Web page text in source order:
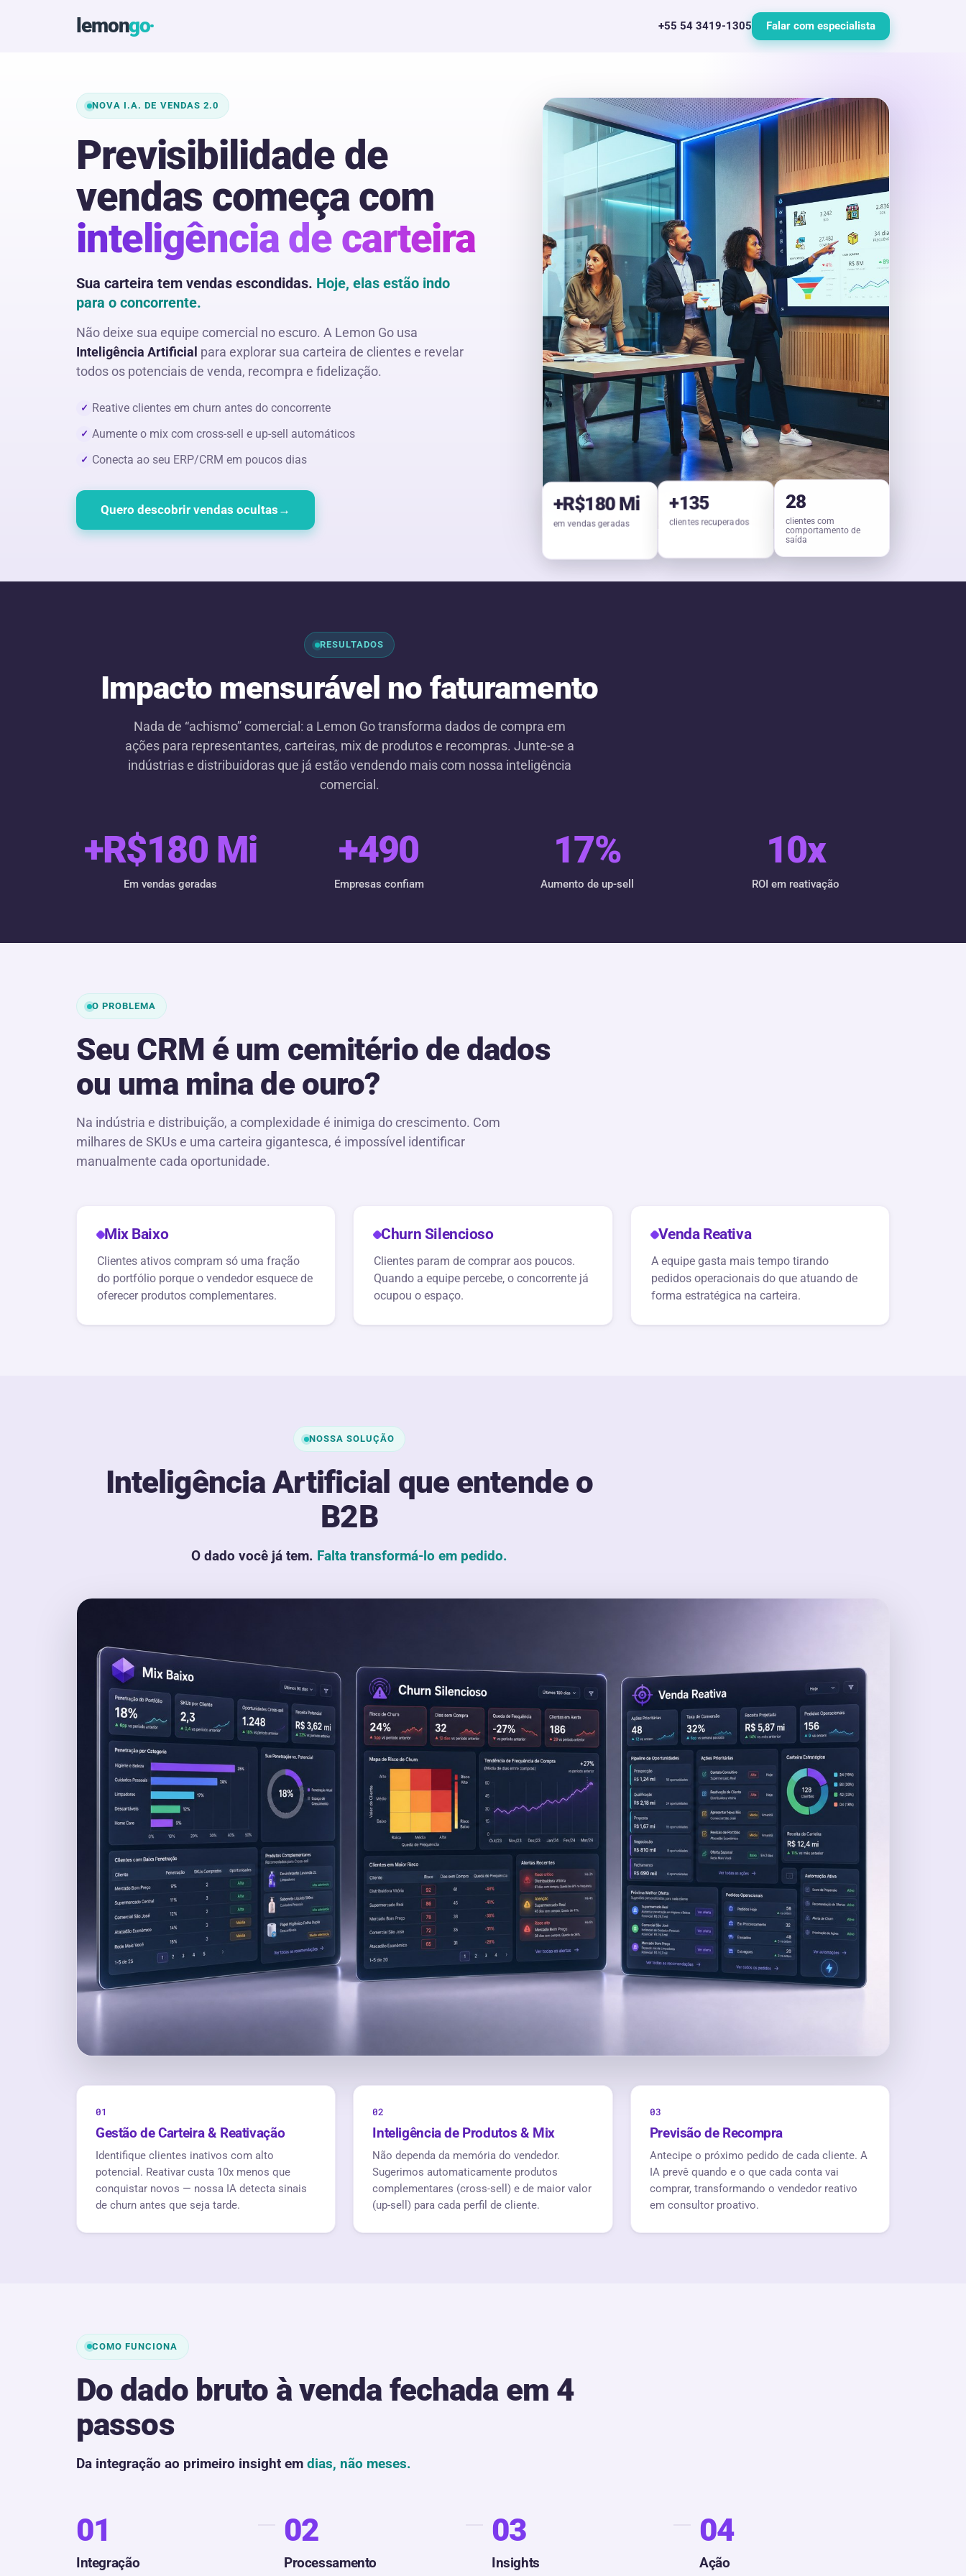
lemongo +55 54 3419-1305 Falar com especialista
NOVA I.A. DE VENDAS 2.0
Previsibilidade de
vendas começa com
inteligência de carteira
Sua carteira tem vendas escondidas. Hoje, elas estão indo
para o concorrente.
Não deixe sua equipe comercial no escuro. A Lemon Go usa
Inteligência Artificial para explorar sua carteira de clientes e revelar
todos os potenciais de venda, recompra e fidelização.
✓ Reative clientes em churn antes do concorrente
✓ Aumente o mix com cross-sell e up-sell automáticos
✓ Conecta ao seu ERP/CRM em poucos dias
Quero descobrir vendas ocultas → +R$180 Mi
em vendas geradas
+135
clientes recuperados
28
clientes com
comportamento de
saída
RESULTADOS
Impacto mensurável no faturamento
Nada de “achismo” comercial: a Lemon Go transforma dados de compra em
ações para representantes, carteiras, mix de produtos e recompras. Junte-se a
indústrias e distribuidoras que já estão vendendo mais com nossa inteligência
comercial.
+R$180 Mi
Em vendas geradas
+490
Empresas confiam
17%
Aumento de up-sell
10x
ROI em reativação
O PROBLEMA
Seu CRM é um cemitério de dados
ou uma mina de ouro?
Na indústria e distribuição, a complexidade é inimiga do crescimento. Com
milhares de SKUs e uma carteira gigantesca, é impossível identificar
manualmente cada oportunidade.
Mix Baixo
Clientes ativos compram só uma fração
do portfólio porque o vendedor esquece de
oferecer produtos complementares.
Churn Silencioso
Clientes param de comprar aos poucos.
Quando a equipe percebe, o concorrente já
ocupou o espaço.
Venda Reativa
A equipe gasta mais tempo tirando
pedidos operacionais do que atuando de
forma estratégica na carteira.
NOSSA SOLUÇÃO
Inteligência Artificial que entende o
B2B
O dado você já tem. Falta transformá-lo em pedido.
01
Gestão de Carteira & Reativação
Identifique clientes inativos com alto
potencial. Reativar custa 10x menos que
conquistar novos — nossa IA detecta sinais
de churn antes que seja tarde.
02
Inteligência de Produtos & Mix
Não dependa da memória do vendedor.
Sugerimos automaticamente produtos
complementares (cross-sell) e de maior valor
(up-sell) para cada perfil de cliente.
03
Previsão de Recompra
Antecipe o próximo pedido de cada cliente. A
IA prevê quando e o que cada conta vai
comprar, transformando o vendedor reativo
em consultor proativo.
COMO FUNCIONA
Do dado bruto à venda fechada em 4
passos
Da integração ao primeiro insight em dias, não meses.
01
Integração
02
Processamento
03
Insights
04
Ação